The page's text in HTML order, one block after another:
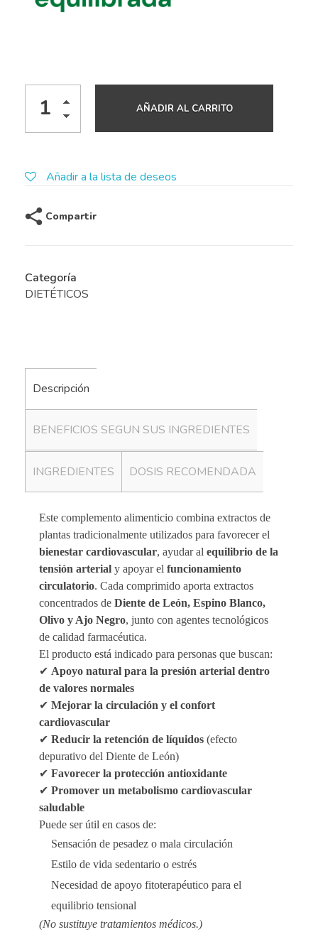
AÑADIR AL CARRITO
Añadir a la lista de deseos
Compartir
Categoría
DIETÉTICOS
Descripción
BENEFICIOS SEGUN SUS INGREDIENTES
INGREDIENTES DOSIS RECOMENDADA
Este complemento alimenticio combina extractos de
plantas tradicionalmente utilizados para favorecer el
bienestar cardiovascular, ayudar al equilibrio de la
tensión arterial y apoyar el funcionamiento
circulatorio. Cada comprimido aporta extractos
concentrados de Diente de León, Espino Blanco,
Olivo y Ajo Negro, junto con agentes tecnológicos
de calidad farmacéutica.
El producto está indicado para personas que buscan:
✔ Apoyo natural para la presión arterial dentro
de valores normales
✔ Mejorar la circulación y el confort
cardiovascular
✔ Reducir la retención de líquidos (efecto
depurativo del Diente de León)
✔ Favorecer la protección antioxidante
✔ Promover un metabolismo cardiovascular
saludable
Puede ser útil en casos de:
Sensación de pesadez o mala circulación
Estilo de vida sedentario o estrés
Necesidad de apoyo fitoterapéutico para el
equilibrio tensional
(No sustituye tratamientos médicos.)